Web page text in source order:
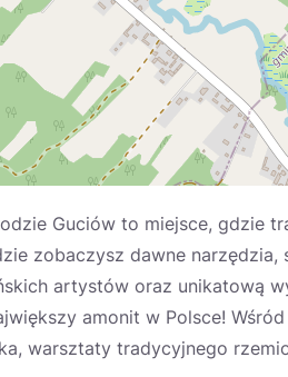
Guciów to miejsce, gdzie
zobaczysz dawne narzędzia,
artystów oraz unikatową
amonit w Polsce!
warsztaty tradycyjnego